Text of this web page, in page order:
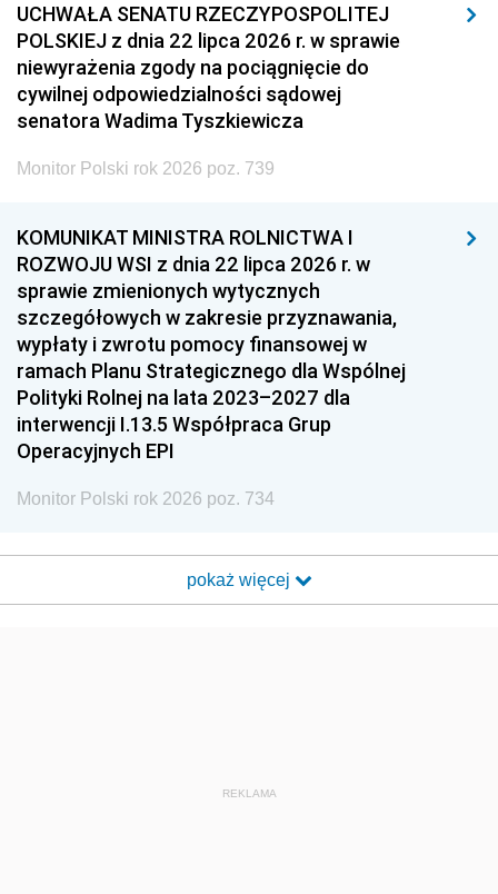
UCHWAŁA SENATU RZECZYPOSPOLITEJ
POLSKIEJ z dnia 22 lipca 2026 r. w sprawie
niewyrażenia zgody na pociągnięcie do
cywilnej odpowiedzialności sądowej
senatora Wadima Tyszkiewicza
Monitor Polski rok 2026 poz. 739
KOMUNIKAT MINISTRA ROLNICTWA I
ROZWOJU WSI z dnia 22 lipca 2026 r. w
sprawie zmienionych wytycznych
szczegółowych w zakresie przyznawania,
wypłaty i zwrotu pomocy finansowej w
ramach Planu Strategicznego dla Wspólnej
Polityki Rolnej na lata 2023–2027 dla
interwencji I.13.5 Współpraca Grup
Operacyjnych EPI
Monitor Polski rok 2026 poz. 734
pokaż więcej
REKLAMA